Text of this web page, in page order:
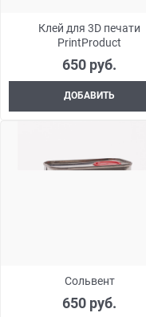
Клей для 3D печати
PrintProduct
650 руб.
ДОБАВИТЬ
Сольвент
650 руб.